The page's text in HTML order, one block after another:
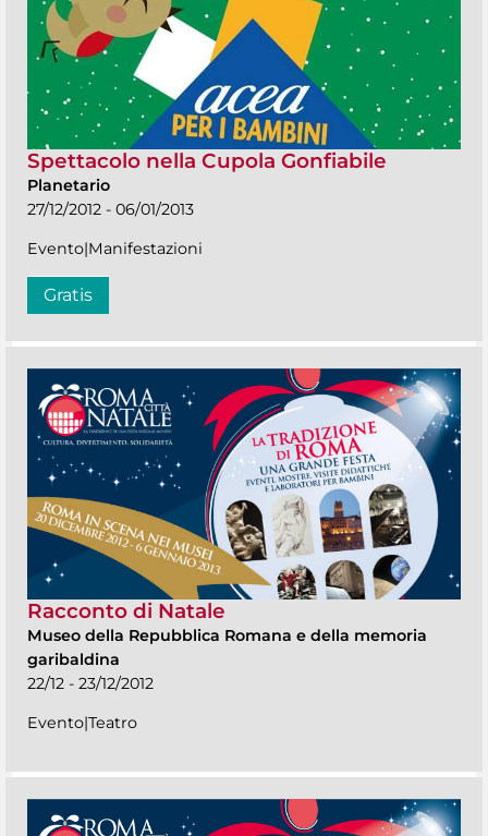
Spettacolo nella Cupola Gonfiabile
Planetario
27/12/2012 - 06/01/2013
Evento|Manifestazioni
Gratis
Racconto di Natale
Museo della Repubblica Romana e della memoria
garibaldina
22/12 - 23/12/2012
Evento|Teatro